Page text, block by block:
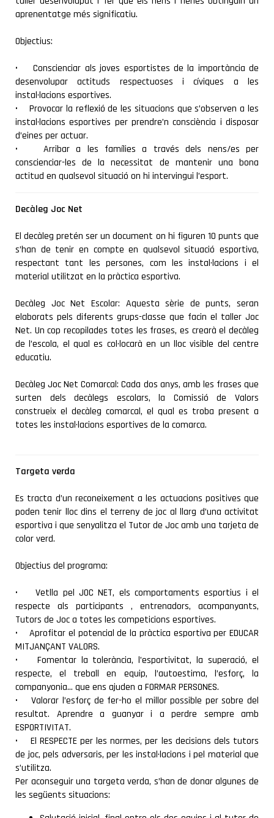
aprenentatge més significatiu.
Objectius:
• Conscienciar als joves esportistes de la importància de
desenvolupar actituds respectuoses i cíviques a les
instal·lacions esportives.
• Provocar la reflexió de les situacions que s’observen a les
instal·lacions esportives per prendre’n consciència i disposar
d’eines per actuar.
• Arribar a les famílies a través dels nens/es per
conscienciar-les de la necessitat de mantenir una bona
actitud en qualsevol situació on hi intervingui l’esport.
Decàleg Joc Net
El decàleg pretén ser un document on hi figuren 10 punts que
s’han de tenir en compte en qualsevol situació esportiva,
respectant tant les persones, com les instal·lacions i el
material utilitzat en la pràctica esportiva.
Decàleg Joc Net Escolar: Aquesta sèrie de punts, seran
elaborats pels diferents grups-classe que facin el taller Joc
Net. Un cop recopilades totes les frases, es crearà el decàleg
de l’escola, el qual es col·locarà en un lloc visible del centre
educatiu.
Decàleg Joc Net Comarcal: Cada dos anys, amb les frases que
surten dels decàlegs escolars, la Comissió de Valors
construeix el decàleg comarcal, el qual es troba present a
totes les instal·lacions esportives de la comarca.
Targeta verda
Es tracta d’un reconeixement a les actuacions positives que
poden tenir lloc dins el terreny de joc al llarg d’una activitat
esportiva i que senyalitza el Tutor de Joc amb una tarjeta de
color verd.
Objectius del programa:
• Vetlla pel JOC NET, els comportaments esportius i el
respecte als participants , entrenadors, acompanyants,
Tutors de Joc a totes les competicions esportives.
• Aprofitar el potencial de la pràctica esportiva per EDUCAR
MITJANÇANT VALORS.
• Fomentar la tolerància, l’esportivitat, la superació, el
respecte, el treball en equip, l’autoestima, l’esforç, la
companyonia... que ens ajuden a FORMAR PERSONES.
• Valorar l’esforç de fer-ho el millor possible per sobre del
resultat. Aprendre a guanyar i a perdre sempre amb
ESPORTIVITAT.
• El RESPECTE per les normes, per les decisions dels tutors
de joc, pels adversaris, per les instal·lacions i pel material que
s’utilitza.
Per aconseguir una targeta verda, s’han de donar algunes de
les següents situacions: